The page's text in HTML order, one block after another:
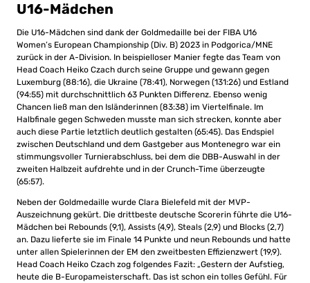
U16-Mädchen
Die U16-Mädchen sind dank der Goldmedaille bei der FIBA U16
Women’s European Championship (Div. B) 2023 in Podgorica/MNE
zurück in der A-Division. In beispielloser Manier fegte das Team von
Head Coach Heiko Czach durch seine Gruppe und gewann gegen
Luxemburg (88:16), die Ukraine (78:41), Norwegen (131:26) und Estland
(94:55) mit durchschnittlich 63 Punkten Differenz. Ebenso wenig
Chancen ließ man den Isländerinnen (83:38) im Viertelfinale. Im
Halbfinale gegen Schweden musste man sich strecken, konnte aber
auch diese Partie letztlich deutlich gestalten (65:45). Das Endspiel
zwischen Deutschland und dem Gastgeber aus Montenegro war ein
stimmungsvoller Turnierabschluss, bei dem die DBB-Auswahl in der
zweiten Halbzeit aufdrehte und in der Crunch-Time überzeugte
(65:57).
Neben der Goldmedaille wurde Clara Bielefeld mit der MVP-
Auszeichnung gekürt. Die drittbeste deutsche Scorerin führte die U16-
Mädchen bei Rebounds (9,1), Assists (4,9), Steals (2,9) und Blocks (2,7)
an. Dazu lieferte sie im Finale 14 Punkte und neun Rebounds und hatte
unter allen Spielerinnen der EM den zweitbesten Effizienzwert (19,9).
Head Coach Heiko Czach zog folgendes Fazit: „Gestern der Aufstieg,
heute die B-Europameisterschaft. Das ist schon ein tolles Gefühl. Für